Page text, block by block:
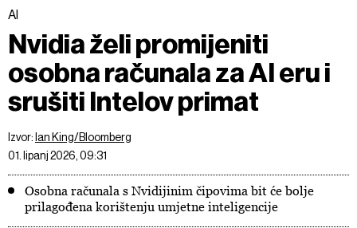
AI
Nvidia želi promijeniti
osobna računala za AI eru i
srušiti Intelov primat
Izvor: Ian King/Bloomberg
01. lipanj 2026, 09:31
Osobna računala s Nvidijinim čipovima bit će bolje
prilagođena korištenju umjetne inteligencije